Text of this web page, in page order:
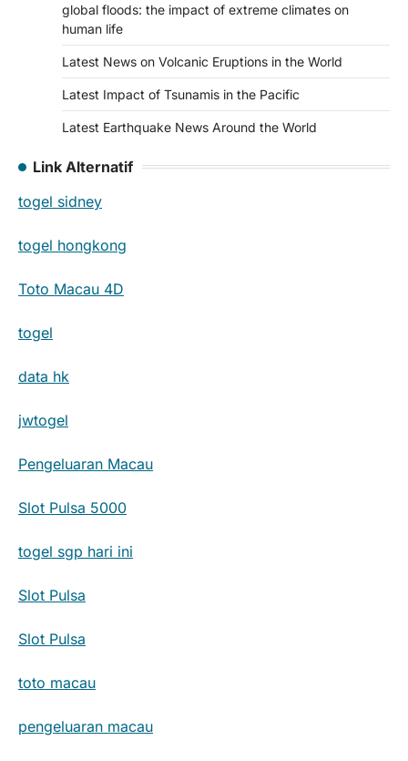
global floods: the impact of extreme climates on
human life
Latest News on Volcanic Eruptions in the World
Latest Impact of Tsunamis in the Pacific
Latest Earthquake News Around the World
Link Alternatif
togel sidney
togel hongkong
Toto Macau 4D
togel
data hk
jwtogel
Pengeluaran Macau
Slot Pulsa 5000
togel sgp hari ini
Slot Pulsa
Slot Pulsa
toto macau
pengeluaran macau